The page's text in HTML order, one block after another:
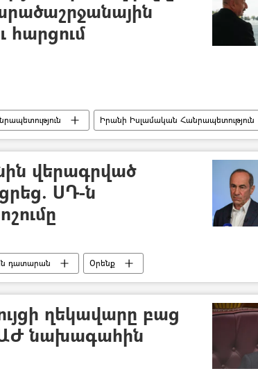
հարցում
Իրանի Իսլամական Հանրապետություն
Լեռնային Ղարաբաղ Ղարաբաղյան հակամարտություն
վերագրված
ՍԴ-ն
դատարան
Օրենք
Ռոբերտ Քոչարյան
ղեկավարը բաց
նախագահին